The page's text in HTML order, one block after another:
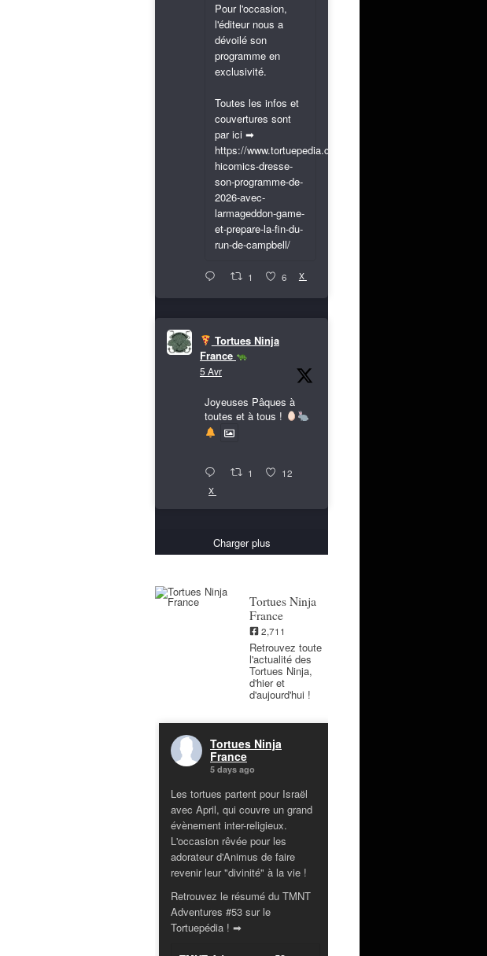
Pour l'occasion,
l'éditeur nous a
dévoilé son
programme en
exclusivité.
Toutes les infos et
couvertures sont
par ici ➡
https://www.tortuepedia.com/2026/03/31/exclusif-
hicomics-dresse-
son-programme-de-
2026-avec-
larmageddon-game-
et-prepare-la-fin-du-
run-de-campbell/
1 6 X
Tortues Ninja
France
5 Avr
Joyeuses Pâques à
toutes et à tous !
1 12
X
Charger plus
Tortues Ninja
France
2,711
Retrouvez toute
l'actualité des
Tortues Ninja,
d'hier et
d'aujourd'hui !
Tortues Ninja
France
5 days ago
Les tortues partent pour Israël
avec April, qui couvre un grand
évènement inter-religieux.
L'occasion rêvée pour les
adorateur d'Animus de faire
revenir leur "divinité" à la vie !
Retrouvez le résumé du TMNT
Adventures #53 sur le
Tortuepédia ! ➡